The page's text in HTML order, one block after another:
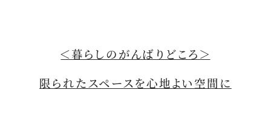
＜暮らしのがんばりどころ＞
限られたスペースを心地よい空間に